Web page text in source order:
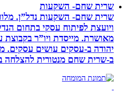
שרית שחם- השקעות
שרית שחם- השקעות נדל”ן. מלווה
ויועצת לפיתוח עסקי בתחום
מאושרת. ‏מייסדת ויו”ר בקבוצת
יהודה‏ ב-‏עסקים עושים עסקים‏.
ב-‏שרית שחם מנטורית להצלחה